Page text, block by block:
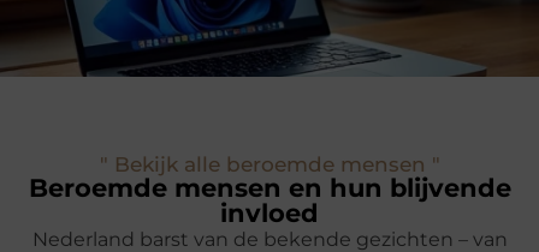
" Bekijk alle beroemde mensen "
Beroemde mensen en hun blijvende
invloed
Nederland barst van de bekende gezichten – van